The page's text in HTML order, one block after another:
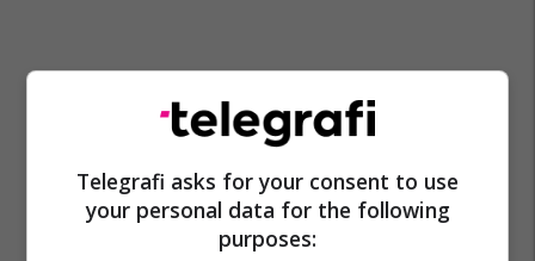
Cyrihu Zvicra Aeroplani
Telegrafi asks for your consent to use
your personal data for the following
purposes: